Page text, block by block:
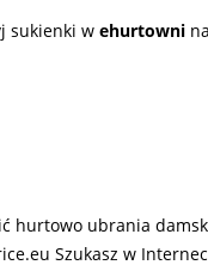
sukienki w ehurtowni
hurtowo ubrania
Szukasz w